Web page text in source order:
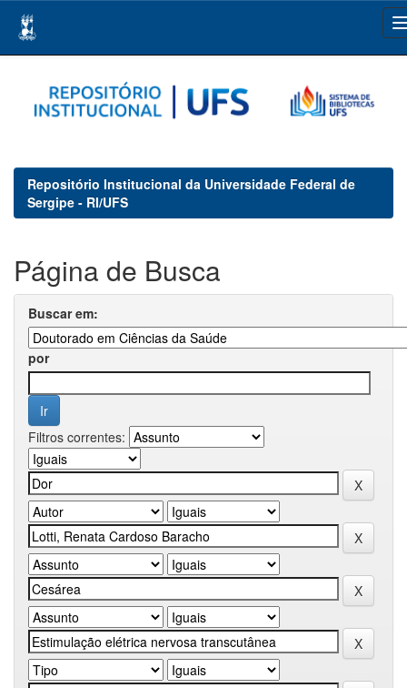
navigation
Repositório Institucional da Universidade Federal de
Sergipe - RI/UFS
Página de Busca
Buscar em:
por
Filtros correntes: